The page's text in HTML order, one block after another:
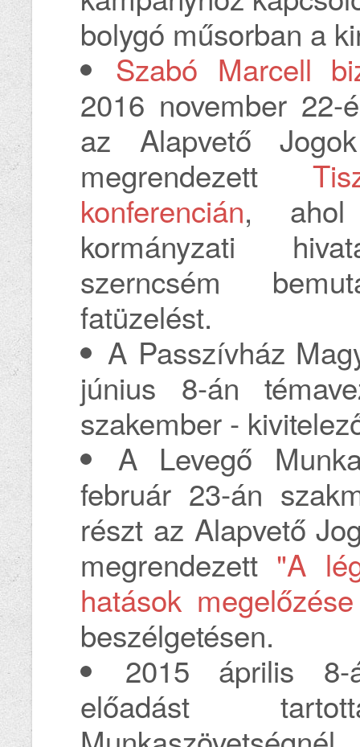
bolygó műsorban a
Szabó Marcell
2016 november 22-
az Alapvető
megrendezett
konferencián, ahol
kormányzati
szerncsém
fatüzelést.
A Passzívház
június 8-án
szakember -
A Levegő
február 23-án
részt az Alapvető
megrendezett "A
hatások
beszélgetésen.
2015 április 8-
előadást